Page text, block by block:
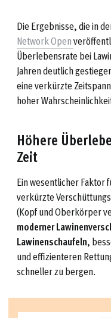
Die Ergebnisse, die in
Network Open
Überlebensrate bei
Jahren deutlich
eine verkürzte
hoher
Höhere
Zeit
Ein wesentlicher Faktor
verkürzte
(Kopf und Oberkörper
moderner
Lawinenschaufeln,
und effizienteren
schneller zu bergen.